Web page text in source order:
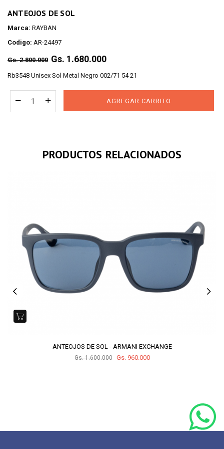
ANTEOJOS DE SOL
Marca: RAYBAN
Codigo: AR-24497
Regular
Gs. 2.800.000 Gs. 1.680.000
Rb3548 Unisex Sol Metal Negro 002/71 54 21
AGREGAR CARRITO
PRODUCTOS RELACIONADOS
ANTEOJOS DE SOL - ARMANI EXCHANGE
Gs. 1.600.000 Gs. 960.000